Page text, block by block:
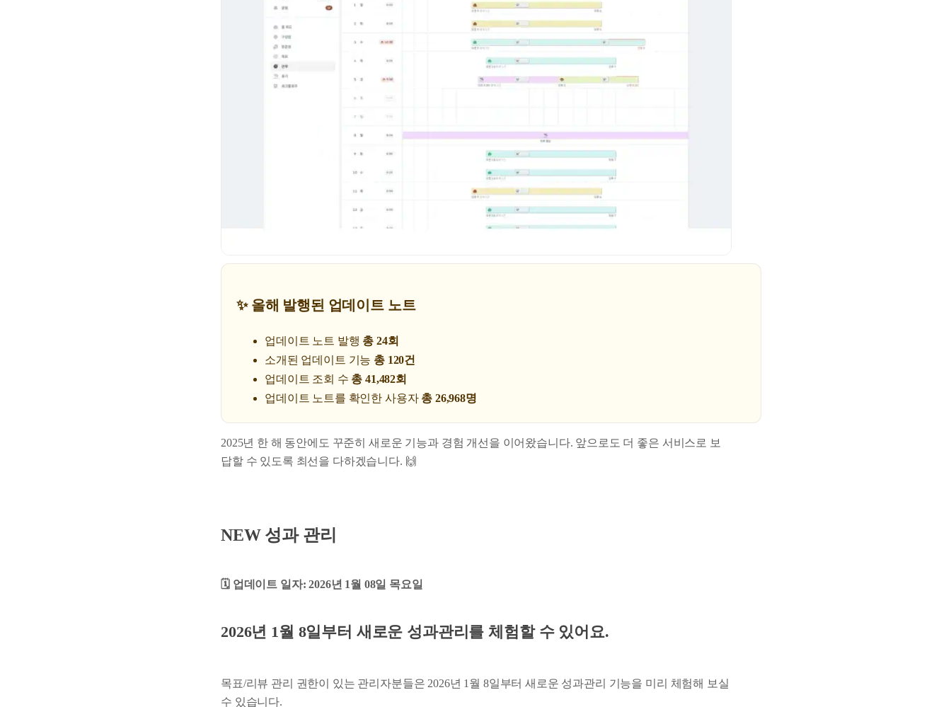
✨ 올해 발행된 업데이트 노트
업데이트 노트 발행 총 24회
소개된 업데이트 기능 총 120건
업데이트 조회 수 총 41,482회
업데이트 노트를 확인한 사용자 총 26,968명
2025년 한 해 동안에도 꾸준히 새로운 기능과 경험 개선을 이어왔습니다. 앞으로도 더 좋은 서비스로 보
답할 수 있도록 최선을 다하겠습니다. 🙌
NEW 성과 관리
🗓️ 업데이트 일자: 2026년 1월 08일 목요일
2026년 1월 8일부터 새로운 성과관리를 체험할 수 있어요.
목표/리뷰 관리 권한이 있는 관리자분들은 2026년 1월 8일부터 새로운 성과관리 기능을 미리 체험해 보실
수 있습니다.